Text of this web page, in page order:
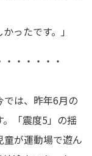
ったです。」
・・・・・
では、昨年6月の
。「震度5」の揺
が運動場で遊ん